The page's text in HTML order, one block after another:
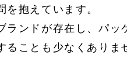
抱えています。
ランドが存在し、パ
ことも少なくありま